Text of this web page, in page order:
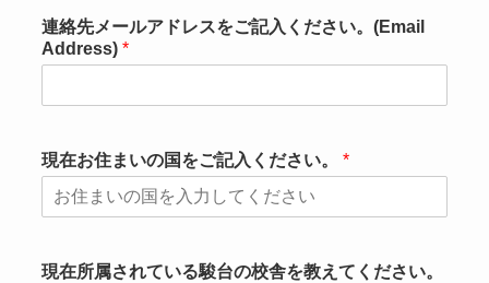
連絡先メールアドレスをご記入ください。(Email
Address) *
現在お住まいの国をご記入ください。 *
現在所属されている駿台の校舎を教えてください。